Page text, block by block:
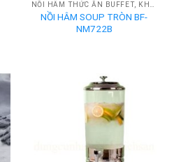
NỒI HÂM SOUP TRÒN BF-
NM722B